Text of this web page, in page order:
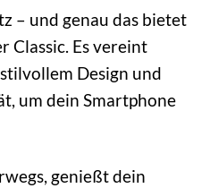
– und genau das bietet
Classic. Es vereint
Design und
um dein Smartphone
genießt dein